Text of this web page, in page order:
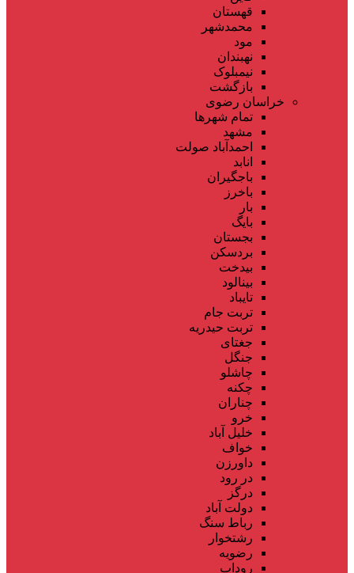
قهستان
محمدشهر
مود
نهبندان
نیمبلوک
بازگشت
خراسان رضوی
تمام شهر‌ها
مشهد
احمدآباد صولت
انابد
باجگیران
باخرز
بار
بایگ
بجستان
بردسکن
بیدخت
بینالود
تایباد
تربت جام
تربت حیدریه
جغتای
جنگل
چاشلو
چکنه
چناران
خرو
خلیل آباد
خواف
داورزن
در رود
درگز
دولت آباد
رباط سنگ
رشتخوار
رضویه
روداب